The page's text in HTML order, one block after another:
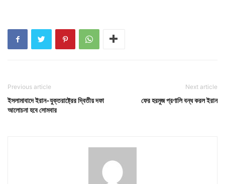
Previous article
ইসলামাবাদে ইরান-যুক্তরাষ্ট্রের দ্বিতীয় দফা
আলোচনা হবে সোমবার
Next article
ফের হরমুজ প্রণালি বন্ধ করল ইরান